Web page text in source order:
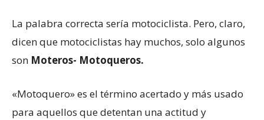
La palabra correcta sería motociclista. Pero, claro,
dicen que motociclistas hay muchos, solo algunos
son Moteros- Motoqueros.
«Motoquero» es el término acertado y más usado
para aquellos que detentan una actitud y